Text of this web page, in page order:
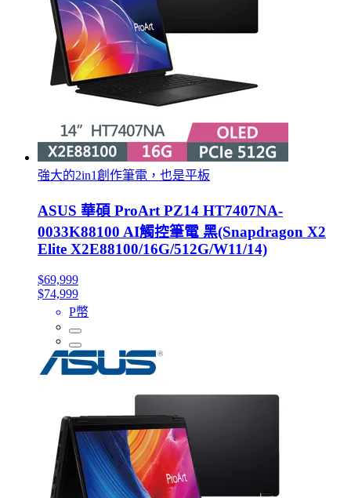
強大的2in1創作筆電，也是平板
ASUS 華碩 ProArt PZ14 HT7407NA-
0033K88100 AI觸控筆電 黑(Snapdragon X2
Elite X2E88100/16G/512G/W11/14)
$69,999
$74,999
P幣